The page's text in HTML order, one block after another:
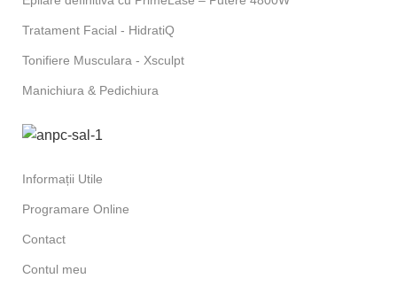
Tratament Facial - HidratiQ
Tonifiere Musculara - Xsculpt
Manichiura & Pedichiura
Informații Utile
Programare Online
Contact
Contul meu